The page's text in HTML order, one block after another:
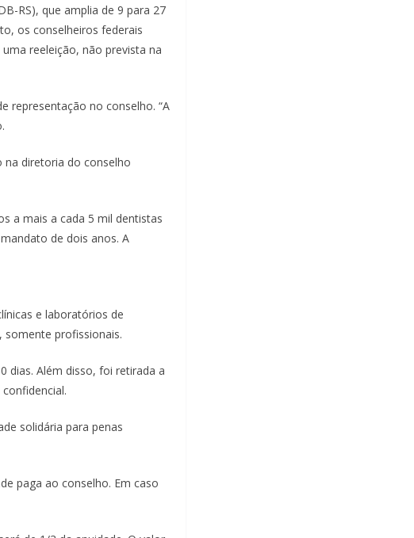
RS), que amplia de 9 para 27
os conselheiros federais
reeleição, não prevista na
representação no conselho. “A
diretoria do conselho
a mais a cada 5 mil dentistas
de dois anos. A
e laboratórios de
somente profissionais.
dias. Além disso, foi retirada a
solidária para penas
paga ao conselho. Em caso